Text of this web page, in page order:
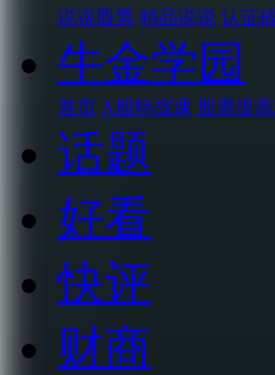
说说股票 精品说说 认证
牛金学园
首页 A股特战课 股票提
话题
好看
快评
财商